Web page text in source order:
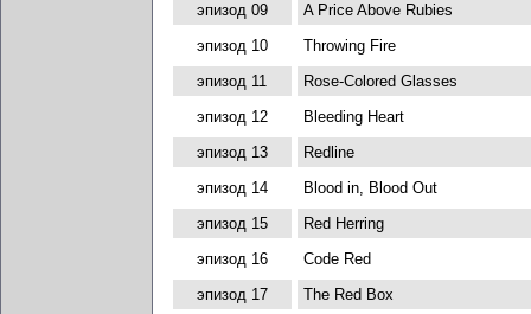
эпизод 09
A Price Above Rubies
эпизод 10
Throwing Fire
эпизод 11
Rose-Colored Glasses
эпизод 12
Bleeding Heart
эпизод 13
Redline
эпизод 14
Blood in, Blood Out
эпизод 15
Red Herring
эпизод 16
Code Red
эпизод 17
The Red Box